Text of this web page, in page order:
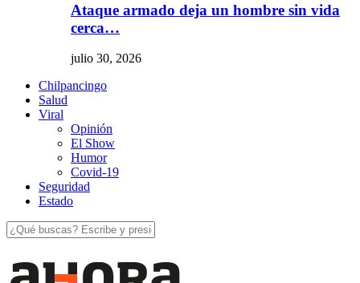
Ataque armado deja un hombre sin vida
cerca…
julio 30, 2026
Chilpancingo
Salud
Viral
Opinión
El Show
Humor
Covid-19
Seguridad
Estado